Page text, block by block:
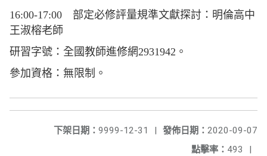
16:00-17:00 部定必修評量規準文獻探討：明倫高中
王淑榕老師
研習字號：全國教師進修網2931942。
參加資格：無限制。
發佈日期： 2020-09-07
下架日期： 9999-12-31
|
點擊率： 493 |